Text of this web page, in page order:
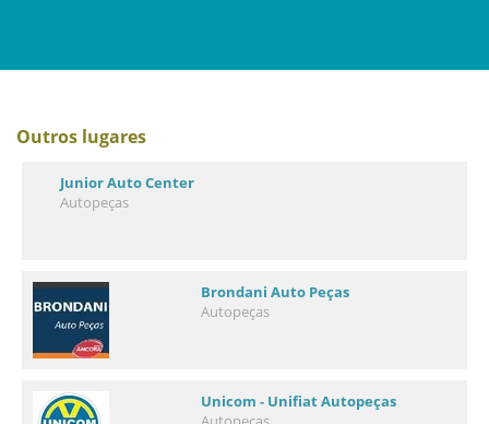
Outros lugares
Junior Auto Center
Autopeças
Brondani Auto Peças
Autopeças
Unicom - Unifiat Autopeças